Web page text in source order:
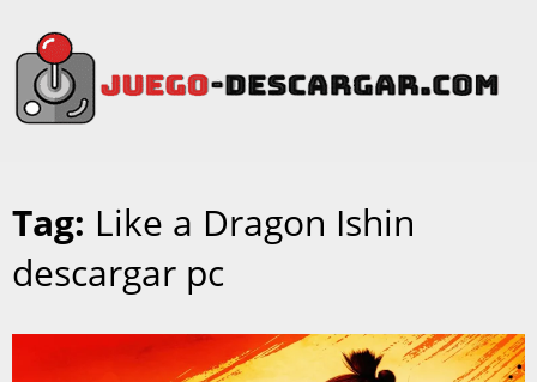
Tag: Like a Dragon Ishin
descargar pc